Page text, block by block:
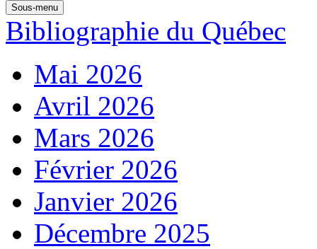
Sous-menu
Bibliographie du Québec
Mai 2026
Avril 2026
Mars 2026
Février 2026
Janvier 2026
Décembre 2025